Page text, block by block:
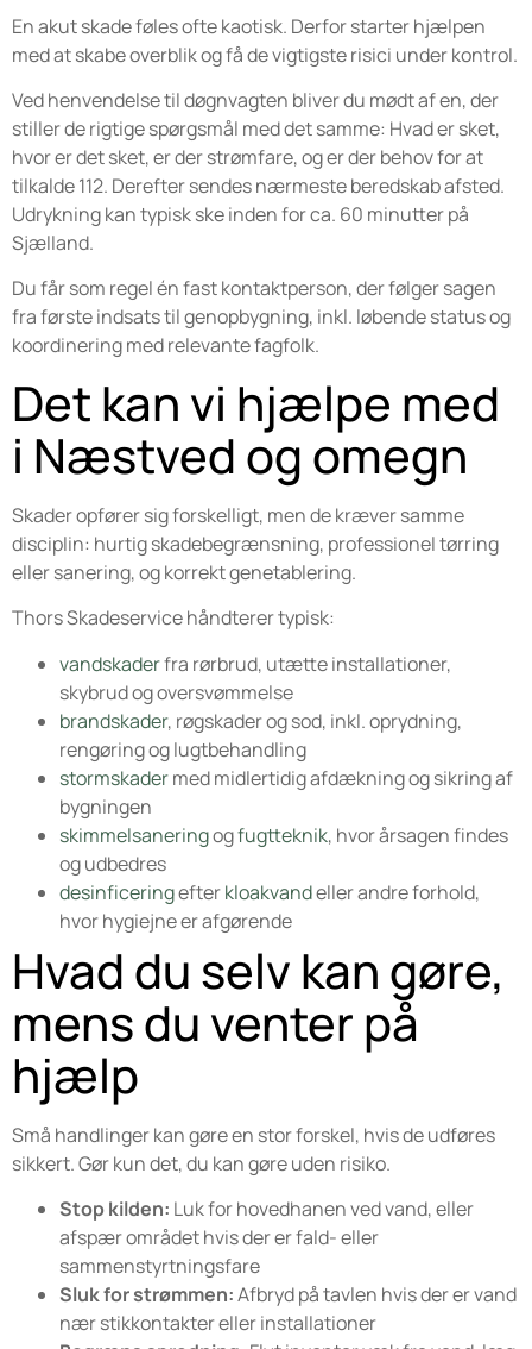
En akut skade føles ofte kaotisk. Derfor starter hjælpen
med at skabe overblik og få de vigtigste risici under kontrol.
Ved henvendelse til døgnvagten bliver du mødt af en, der
stiller de rigtige spørgsmål med det samme: Hvad er sket,
hvor er det sket, er der strømfare, og er der behov for at
tilkalde 112. Derefter sendes nærmeste beredskab afsted.
Udrykning kan typisk ske inden for ca. 60 minutter på
Sjælland.
Du får som regel én fast kontaktperson, der følger sagen
fra første indsats til genopbygning, inkl. løbende status og
koordinering med relevante fagfolk.
Det kan vi hjælpe med
i Næstved og omegn
Skader opfører sig forskelligt, men de kræver samme
disciplin: hurtig skadebegrænsning, professionel tørring
eller sanering, og korrekt genetablering.
Thors Skadeservice håndterer typisk:
vandskaderfra rørbrud, utætte installationer,
skybrud og oversvømmelse
brandskader, røgskader og sod, inkl. oprydning,
rengøring og lugtbehandling
stormskadermed midlertidig afdækning og sikring af
bygningen
skimmelsaneringogfugtteknik, hvor årsagen findes
og udbedres
desinficeringefterkloakvandeller andre forhold,
hvor hygiejne er afgørende
Hvad du selv kan gøre,
mens du venter på
hjælp
Små handlinger kan gøre en stor forskel, hvis de udføres
sikkert. Gør kun det, du kan gøre uden risiko.
Stop kilden: Luk for hovedhanen ved vand, eller
afspær området hvis der er fald- eller
sammenstyrtningsfare
Sluk for strømmen:Afbryd på tavlen hvis der er vand
nær stikkontakter eller installationer